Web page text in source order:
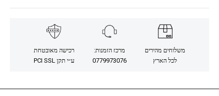
משלוחים מהירים
לכל הארץ
מרכז הזמנות:
0779973076
רכישה מאובטחת
ע״י תקן PCI SSL